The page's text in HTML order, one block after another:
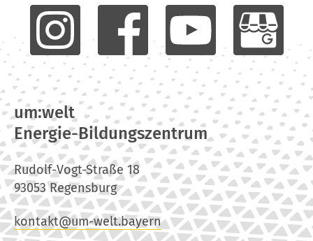
um:welt
Energie-Bildungszentrum
Rudolf-Vogt-Straße 18
93053 Regensburg
kontakt@um-welt.bayern